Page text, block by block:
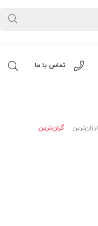
تماس با ما
ارزان‌ترین گران‌ترین